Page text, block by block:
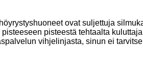
ovat suljettuja
pisteestä tehtaalta
vihjelinjasta, sinun ei